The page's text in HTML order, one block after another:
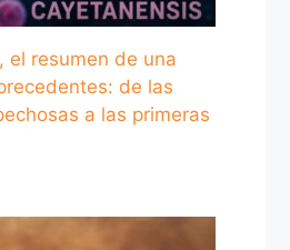
el resumen de una
de las
a las primeras